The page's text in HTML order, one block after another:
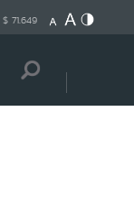
$ 71.649